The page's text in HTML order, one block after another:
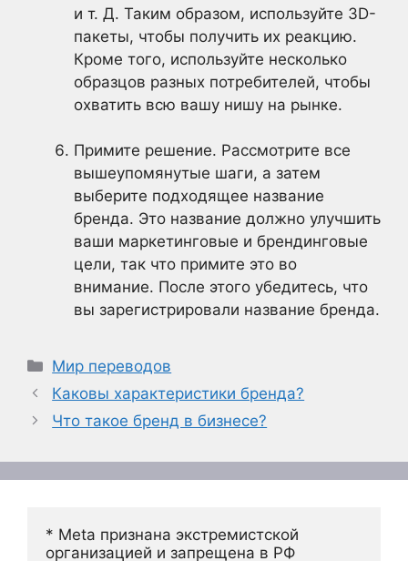
и т. Д. Таким образом, используйте 3D-
пакеты, чтобы получить их реакцию.
Кроме того, используйте несколько
образцов разных потребителей, чтобы
охватить всю вашу нишу на рынке.
Примите решение. Рассмотрите все
вышеупомянутые шаги, а затем
выберите подходящее название
бренда. Это название должно улучшить
ваши маркетинговые и брендинговые
цели, так что примите это во
внимание. После этого убедитесь, что
вы зарегистрировали название бренда.
Рубрики
Мир переводов
Каковы характеристики бренда?
Что такое бренд в бизнесе?
* Meta признана экстремистской
организацией и запрещена в РФ